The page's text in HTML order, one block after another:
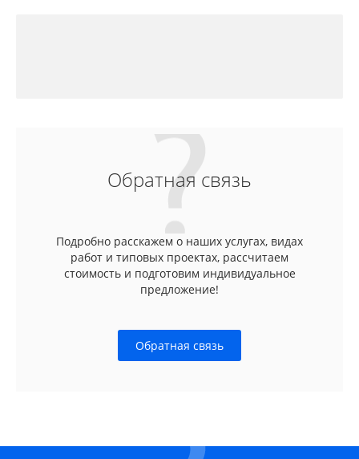
Обратная связь
Подробно расскажем о наших услугах, видах
работ и типовых проектах, рассчитаем
стоимость и подготовим индивидуальное
предложение!
Обратная связь